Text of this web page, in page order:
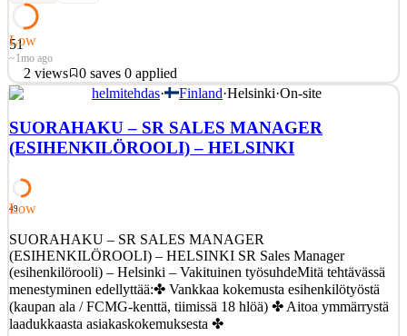
51
Low
~1mo ago
2 views 0 saves 0 applied
COMPASS GROUP Me Compass Groupilla haluamme olla
halutuin ja intohimoisin ruoan ja palvelun tekijä, rohkea uudistaja ja
vastuunoton suunnannäyttäjä yhdessä sidosryhmiemme kanssa.
Compass Group on maailman johtava ruoka- ja monipalveluyhtiö.
See 1 similar
Details
2views 0saves 0applied
~1mo ago
helmitehdas· Finland·Helsinki·On-site
SUORAHAKU – SR SALES MANAGER
(ESIHENKILÖROOLI) – HELSINKI
49
Low
SUORAHAKU – SR SALES MANAGER
(ESIHENKILÖROOLI) – HELSINKI SR Sales Manager
(esihenkilörooli) – Helsinki – Vakituinen työsuhdeMitä tehtävässä
menestyminen edellyttää:✤ Vankkaa kokemusta esihenkilötyöstä
(kaupan ala / FCMG-kenttä, tiimissä 18 hlöä) ✤ Aitoa ymmärrystä
laadukkaasta asiakaskokemuksesta ✤